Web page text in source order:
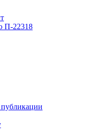
П-22318